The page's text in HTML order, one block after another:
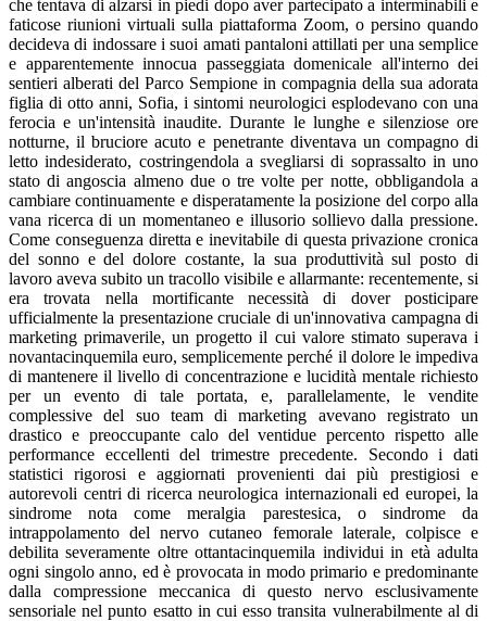
che tentava di alzarsi in piedi dopo aver partecipato a interminabili e
faticose riunioni virtuali sulla piattaforma Zoom, o persino quando
decideva di indossare i suoi amati pantaloni attillati per una semplice
e apparentemente innocua passeggiata domenicale all'interno dei
sentieri alberati del Parco Sempione in compagnia della sua adorata
figlia di otto anni, Sofia, i sintomi neurologici esplodevano con una
ferocia e un'intensità inaudite. Durante le lunghe e silenziose ore
notturne, il bruciore acuto e penetrante diventava un compagno di
letto indesiderato, costringendola a svegliarsi di soprassalto in uno
stato di angoscia almeno due o tre volte per notte, obbligandola a
cambiare continuamente e disperatamente la posizione del corpo alla
vana ricerca di un momentaneo e illusorio sollievo dalla pressione.
Come conseguenza diretta e inevitabile di questa privazione cronica
del sonno e del dolore costante, la sua produttività sul posto di
lavoro aveva subito un tracollo visibile e allarmante: recentemente, si
era trovata nella mortificante necessità di dover posticipare
ufficialmente la presentazione cruciale di un'innovativa campagna di
marketing primaverile, un progetto il cui valore stimato superava i
novantacinquemila euro, semplicemente perché il dolore le impediva
di mantenere il livello di concentrazione e lucidità mentale richiesto
per un evento di tale portata, e, parallelamente, le vendite
complessive del suo team di marketing avevano registrato un
drastico e preoccupante calo del ventidue percento rispetto alle
performance eccellenti del trimestre precedente. Secondo i dati
statistici rigorosi e aggiornati provenienti dai più prestigiosi e
autorevoli centri di ricerca neurologica internazionali ed europei, la
sindrome nota come meralgia parestesica, o sindrome da
intrappolamento del nervo cutaneo femorale laterale, colpisce e
debilita severamente oltre ottantacinquemila individui in età adulta
ogni singolo anno, ed è provocata in modo primario e predominante
dalla compressione meccanica di questo nervo esclusivamente
sensoriale nel punto esatto in cui esso transita vulnerabilmente al di